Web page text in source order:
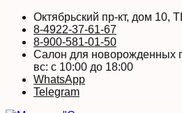
Октябрьский пр-кт, дом 10,
8-4922-37-61-67
8-900-581-01-50
Салон для новорожденных
вс: с 10:00 до 18:00
WhatsApp
Telegram